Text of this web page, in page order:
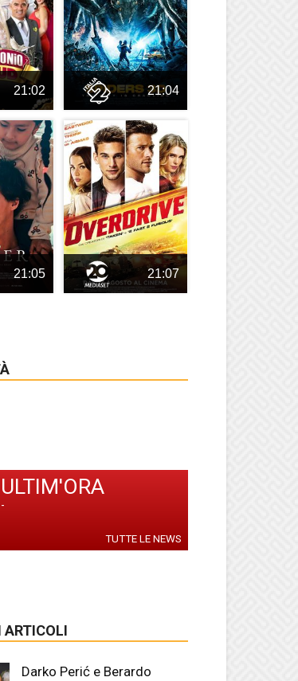
21:02 21:04
21:05 21:07
ULTIM'ORA
-
TUTTE LE NEWS
ARTICOLI
Darko Perić e Berardo